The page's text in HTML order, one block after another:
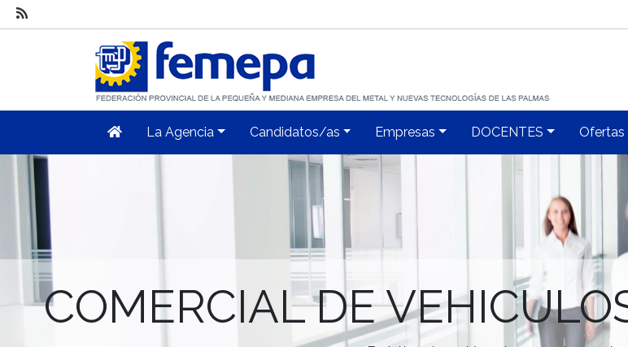
La Agencia Candidatos/as Empresas DOCENTES Ofertas
COMERCIAL DE